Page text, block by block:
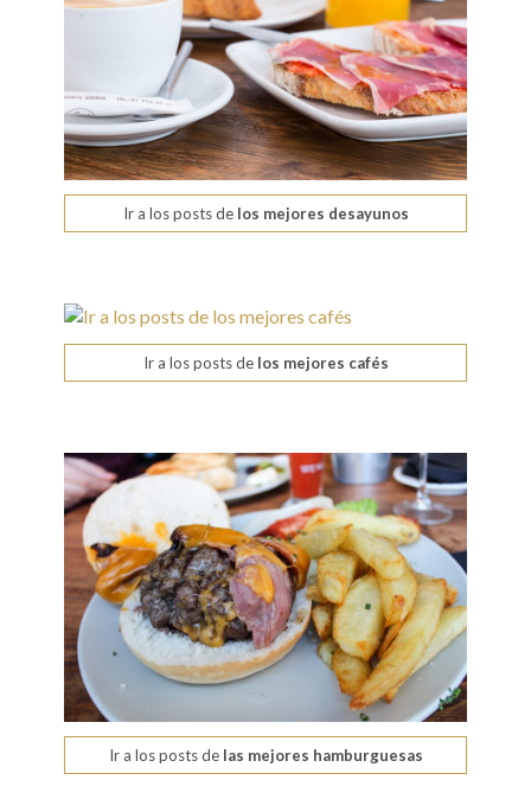
Ir a los posts delos mejores desayunos
Ir a los posts delos mejores cafés
Ir a los posts delas mejores hamburguesas